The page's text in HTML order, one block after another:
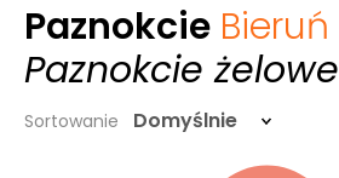
Paznokcie Bieruń
Paznokcie żelowe
Sortowanie Domyślnie